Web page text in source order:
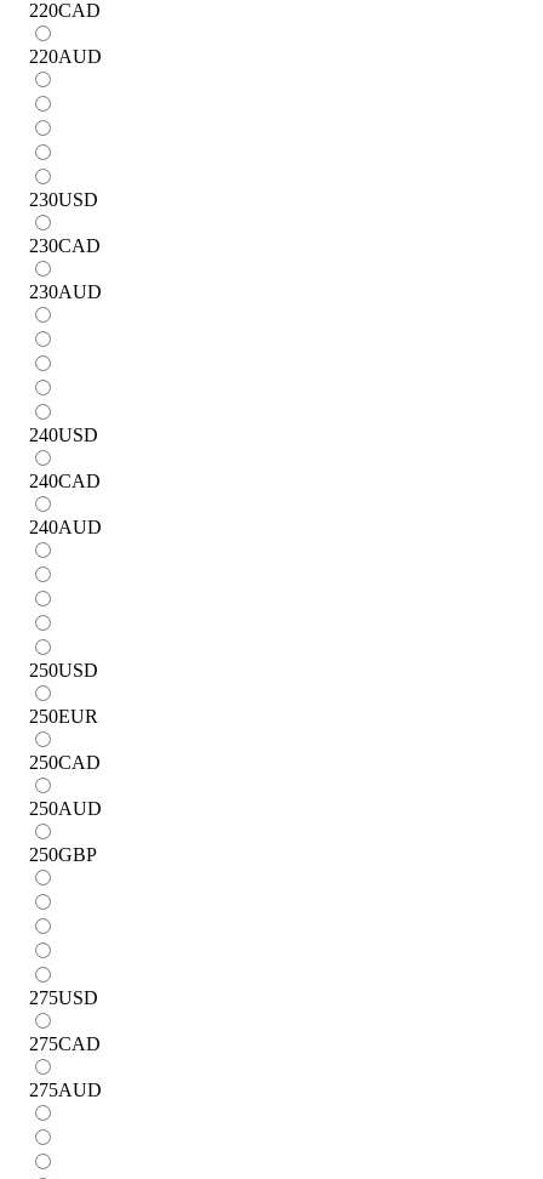
220CAD
220AUD
230USD
230CAD
230AUD
240USD
240CAD
240AUD
250USD
250EUR
250CAD
250AUD
250GBP
275USD
275CAD
275AUD